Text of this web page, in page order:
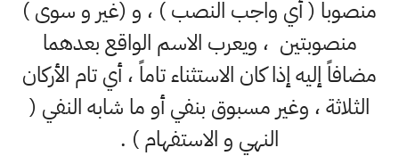
منصوباً ( أي واجب النصب ) ، و (غير و سوى )
منصوبتين ، ويعرب الاسم الواقع بعدهما
مضافاً إليه إذا كان الاستثناء تاماً ، أي تام الأركان
الثلاثة ، وغير مسبوق بنفي أو ما شابه النفي (
النهي و الاستفهام ) .